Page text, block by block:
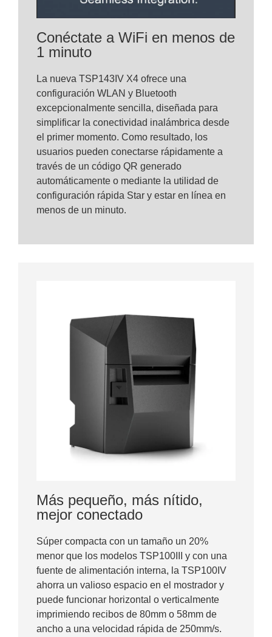
Más pequeño, más nítido,
mejor conectado
Súper compacta con un tamaño un 20%
menor que los modelos TSP100III y con una
fuente de alimentación interna, la TSP100IV
ahorra un valioso espacio en el mostrador y
puede funcionar horizontal o verticalmente
imprimiendo recibos de 80mm o 58mm de
ancho a una velocidad rápida de 250mm/s.
Conéctate a WiFi en menos de
1 minuto
La nueva TSP143IV X4 ofrece una
configuración WLAN y Bluetooth
excepcionalmente sencilla, diseñada para
simplificar la conectividad inalámbrica desde
el primer momento. Como resultado, los
usuarios pueden conectarse rápidamente a
través de un código QR generado
automáticamente o mediante la utilidad de
configuración rápida Star y estar en línea en
menos de un minuto.